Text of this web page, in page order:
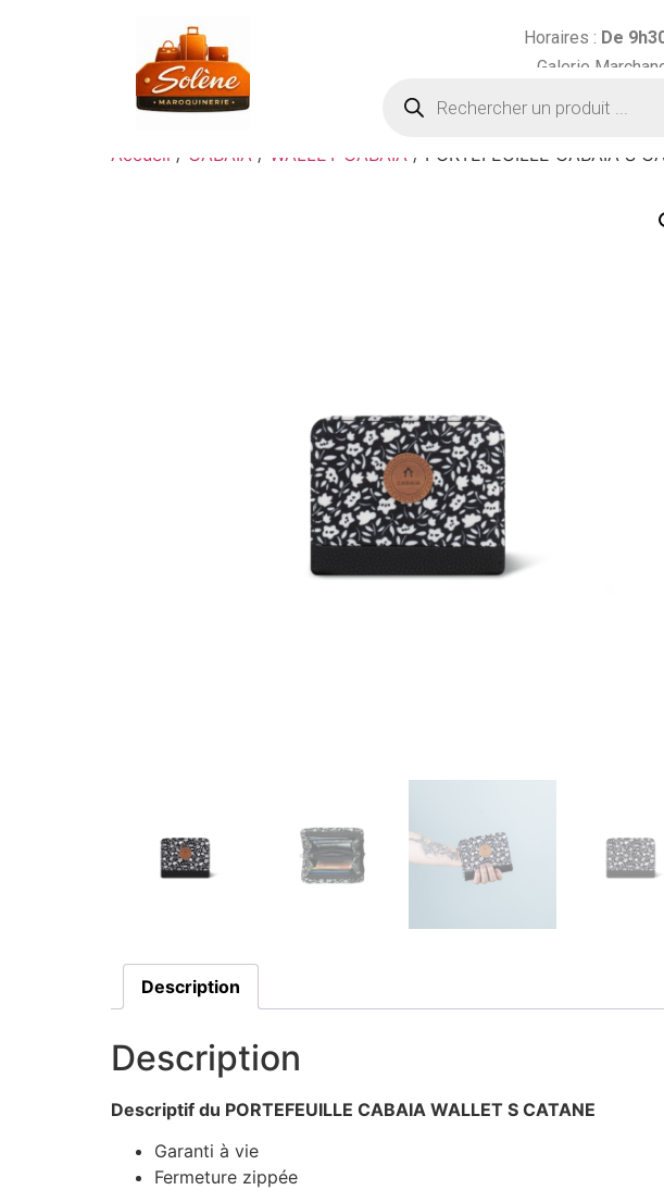
Horaires : De
Galerie
Accueil / CABAIA / WALLET CABAIA / PORTEFEUILLE CABAIA S
Description
Description
Descriptif du PORTEFEUILLE CABAIA WALLET S CATANE
Garanti à vie
Fermeture zippée